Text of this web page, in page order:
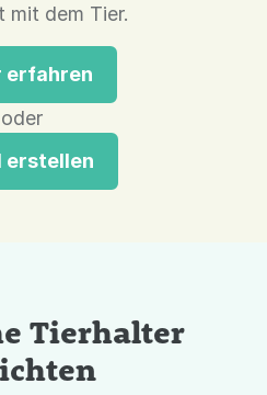
mit dem Tier.
erfahren
oder
erstellen
Tierhalter